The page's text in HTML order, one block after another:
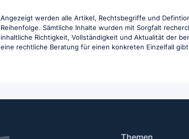
Angezeigt werden alle Artikel, Rechtsbegriffe und
Reihenfolge. Sämtliche Inhalte wurden mit Sorgfalt
inhaltliche Richtigkeit, Vollständigkeit und Aktualität der
eine rechtliche Beratung für einen konkreten Einzelfall
Themen